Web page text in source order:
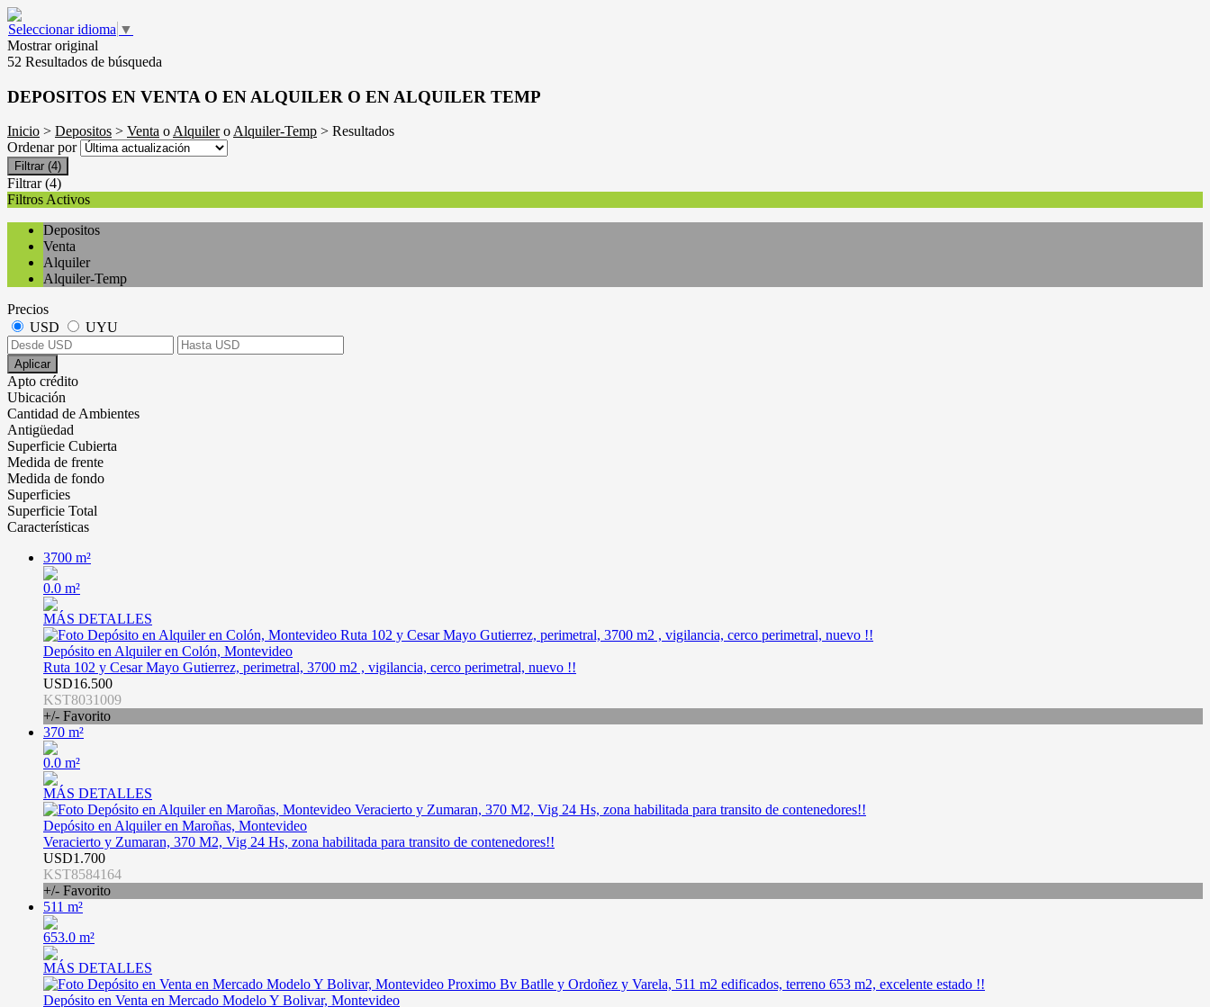
Seleccionar idioma ▼
Mostrar original
52 Resultados de búsqueda
DEPOSITOS EN VENTA O EN ALQUILER O EN ALQUILER TEMP
Inicio > Depositos > Venta oAlquileroAlquiler-Temp > Resultados
Ordenar por
Filtrar (4)
Filtrar (4)
Filtros Activos
Depositos
Venta
Alquiler
Alquiler-Temp
Precios
USD
UYU
Aplicar
Apto crédito
Ubicación
Cantidad de Ambientes
Antigüedad
Superficie Cubierta
Medida de frente
Medida de fondo
Superficies
Superficie Total
Características
3700 m²
0.0 m²
MÁS DETALLES
Depósito en Alquiler en Colón, Montevideo
Ruta 102 y Cesar Mayo Gutierrez, perimetral, 3700 m2 , vigilancia, cerco perimetral, nuevo !!
USD16.500
KST8031009
+/- Favorito
370 m²
0.0 m²
MÁS DETALLES
Depósito en Alquiler en Maroñas, Montevideo
Veracierto y Zumaran, 370 M2, Vig 24 Hs, zona habilitada para transito de contenedores!!
USD1.700
KST8584164
+/- Favorito
511 m²
653.0 m²
MÁS DETALLES
Depósito en Venta en Mercado Modelo Y Bolivar, Montevideo